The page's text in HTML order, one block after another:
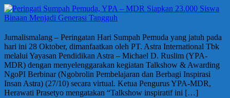
Jurnalismalang – Peringatan Hari Sumpah Pemuda yang jatuh pada
hari ini 28 Oktober, dimanfaatkan oleh PT. Astra International Tbk
melalui Yayasan Pendidikan Astra – Michael D. Ruslim (YPA-
MDR) dengan menyelenggarakan kegiatan Talkshow & Awarding
NgoPI Berbinar (Ngobrolin Pembelajaran dan Berbagi Inspirasi
Insan Astra) (27/10) secara virtual. Ketua Pengurus YPA-MDR,
Herawati Prasetyo mengatakan “Talkshow inspiratif ini […]